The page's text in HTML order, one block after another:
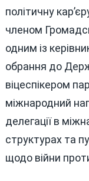
політичну
членом
одним із
обрання до
віцеспікером
міжнародний
делегації в
структурах та
щодо війни